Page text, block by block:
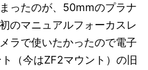
ったのが、50mmのプラナ
のマニュアルフォーカスレ
ラで使いたかったので電子
（今はZF2マウント）の旧